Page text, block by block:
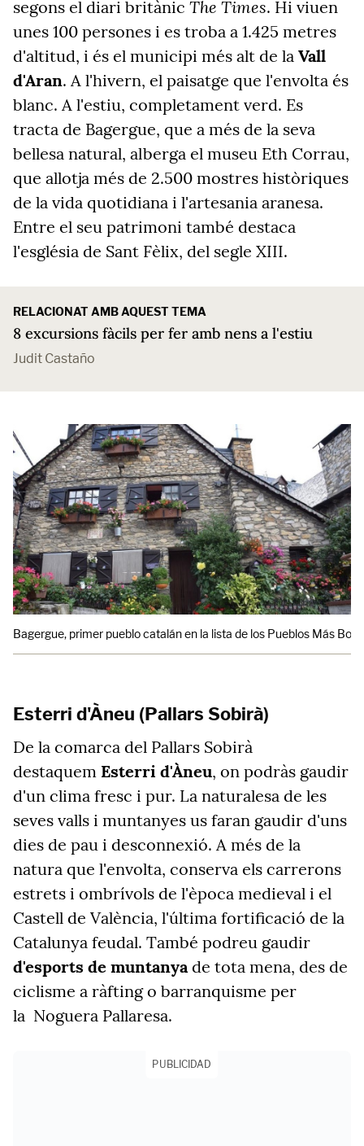
segons el diari britànic The Times. Hi viuen
unes 100 persones i es troba a 1.425 metres
d'altitud, i és el municipi més alt de la Vall
d'Aran. A l'hivern, el paisatge que l'envolta és
blanc. A l'estiu, completament verd. Es
tracta de Bagergue, que a més de la seva
bellesa natural, alberga el museu Eth Corrau,
que allotja més de 2.500 mostres històriques
de la vida quotidiana i l'artesania aranesa.
Entre el seu patrimoni també destaca
l'església de Sant Fèlix, del segle XIII.
RELACIONAT AMB AQUEST TEMA
8 excursions fàcils per fer amb nens a l'estiu
Judit Castaño
Bagergue, primer pueblo catalán en la lista de los Pueblos Más
Esterri d'Àneu (Pallars Sobirà)
De la comarca del Pallars Sobirà
destaquem Esterri d'Àneu, on podràs gaudir
d'un clima fresc i pur. La naturalesa de les
seves valls i muntanyes us faran gaudir d'uns
dies de pau i desconnexió. A més de la
natura que l'envolta, conserva els carrerons
estrets i ombrívols de l'època medieval i el
Castell de València, l'última fortificació de la
Catalunya feudal. També podreu gaudir
d'esports de muntanyade tota mena, des de
ciclisme a ràfting o barranquisme per
la Noguera Pallaresa.
PUBLICIDAD